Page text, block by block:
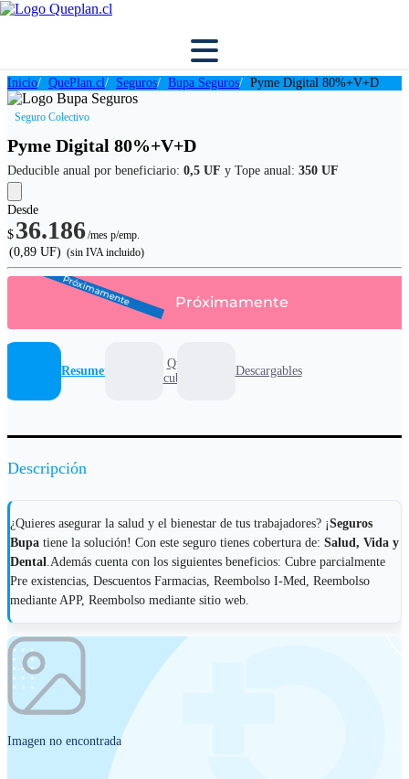
Inicio QuePlan.cl Seguros Bupa Seguros Pyme Digital 80%+V+D
Seguro Colectivo
Pyme Digital 80%+V+D
Deducible anual por beneficiario: 0,5 UF y Tope anual: 350 UF
Desde
$ 36.186/mes p/emp.
(0,89 UF) (sin IVA incluido)
Próximamente Próximamente
Resumen
Que
cubre
Descargables
Descripción
¿Quieres asegurar la salud y el bienestar de tus trabajadores? ¡Seguros
Bupa tiene la solución! Con este seguro tienes cobertura de: Salud, Vida y
Dental.Además cuenta con los siguientes beneficios: Cubre parcialmente
Pre existencias, Descuentos Farmacias, Reembolso I-Med, Reembolso
mediante APP, Reembolso mediante sitio web.
Imagen no encontrada